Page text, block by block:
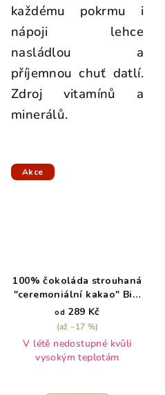
každému pokrmu i
nápoji lehce
nasládlou a
příjemnou chuť datlí.
Zdroj vitamínů a
minerálů.
Akce
100% čokoláda strouhaná
"ceremoniální kakao" Bio,
Peru
od 289 Kč
(až –17 %)
V létě nedostupné kvůli
vysokým teplotám